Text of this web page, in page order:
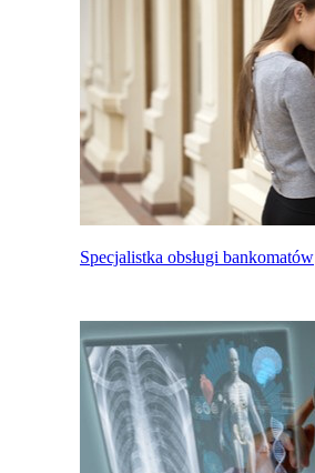
Specjalistka obsługi bankomatów